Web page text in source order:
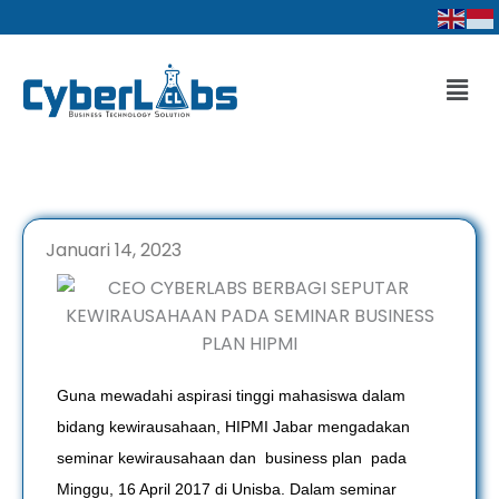
ke
Januari 14, 2023
Guna mewadahi aspirasi tinggi mahasiswa dalam
bidang kewirausahaan, HIPMI Jabar mengadakan
seminar kewirausahaan dan business plan pada
Minggu, 16 April 2017 di Unisba. Dalam seminar